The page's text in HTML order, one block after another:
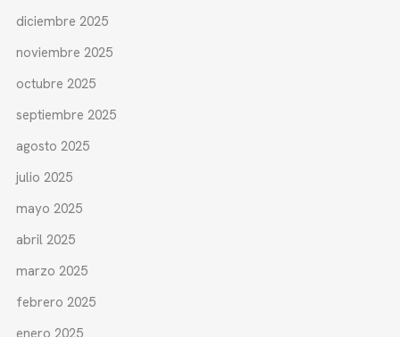
diciembre 2025
noviembre 2025
octubre 2025
septiembre 2025
agosto 2025
julio 2025
mayo 2025
abril 2025
marzo 2025
febrero 2025
enero 2025